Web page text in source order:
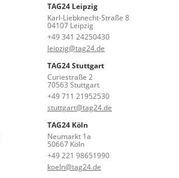
TAG24 Leipzig
Karl-Liebknecht-Straße 8
04107 Leipzig
+49 341 24250430
leipzig@tag24.de
TAG24 Stuttgart
Curiestraße 2
70563 Stuttgart
+49 711 21952530
stuttgart@tag24.de
TAG24 Köln
Neumarkt 1a
50667 Köln
+49 221 98651990
koeln@tag24.de